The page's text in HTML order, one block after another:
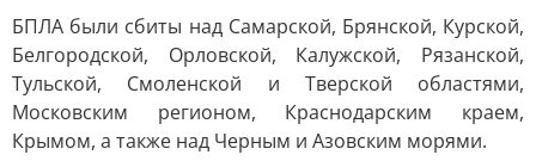
БПЛА были сбиты над Самарской, Брянской, Курской,
Белгородской, Орловской, Калужской, Рязанской,
Тульской, Смоленской и Тверской областями,
Московским регионом, Краснодарским краем,
Крымом, а также над Черным и Азовским морями.